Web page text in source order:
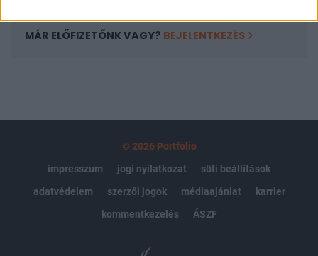
MÁR ELŐFIZETŐNK VAGY? BEJELENTKEZÉS
© 2026 Portfolio
impresszum
jogi nyilatkozat
süti beállítások
adatvédelem
szerzői jogok médiaajánlat
karrier
kommentkezelés
ÁSZF